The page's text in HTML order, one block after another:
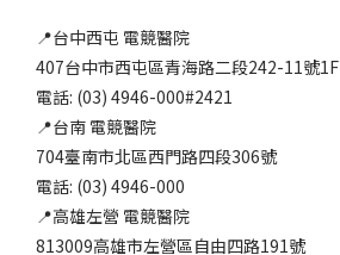
📍台中西屯 電競醫院
407台中市西屯區青海路二段242-11號1F
電話: (03) 4946-000#2421
📍台南 電競醫院
704臺南市北區西門路四段306號
電話: (03) 4946-000
📍高雄左營 電競醫院
813009高雄市左營區自由四路191號